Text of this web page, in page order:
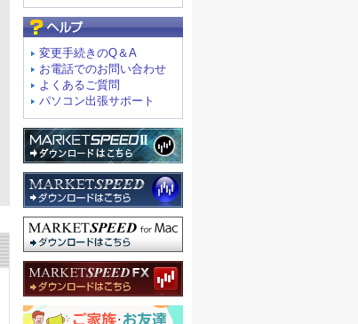
変更手続きのQ＆A
お電話でのお問い合わせ
よくあるご質問
パソコン出張サポート